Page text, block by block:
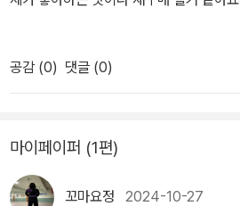
공감 (0) 댓글 (0)
마이페이퍼 (1편)
꼬마요정 2024-10-27